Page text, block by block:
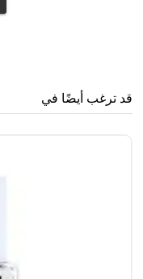
قد ترغب أيضًا في